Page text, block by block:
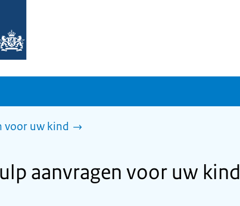
voor uw kind
aanvragen voor uw kind